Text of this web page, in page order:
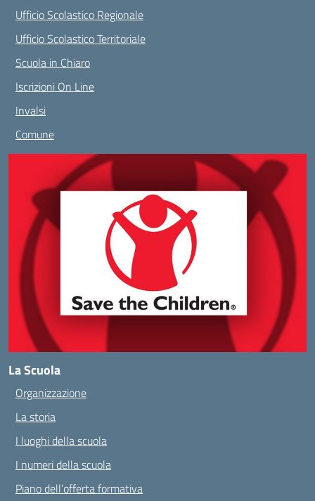
Ufficio Scolastico Regionale
Ufficio Scolastico Territoriale
Scuola in Chiaro
Iscrizioni On Line
Invalsi
Comune
La Scuola
Organizzazione
La storia
I luoghi della scuola
I numeri della scuola
Piano dell’offerta formativa